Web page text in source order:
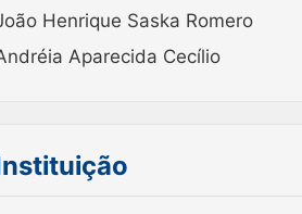
Henrique Saska Romero
Aparecida Cecílio